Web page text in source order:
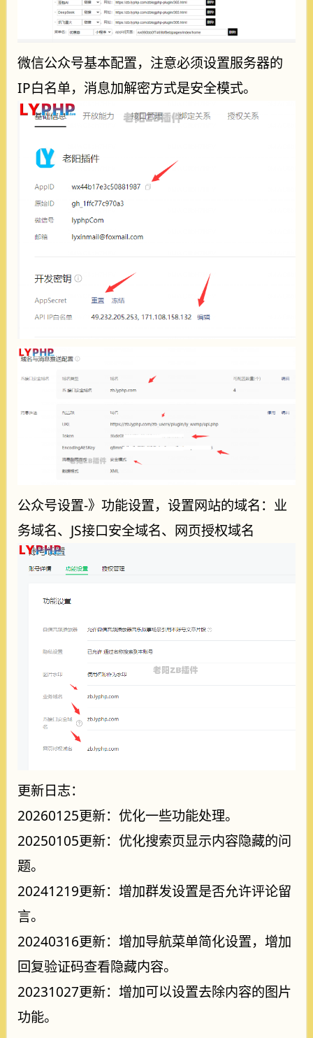
微信公众号基本配置，注意必须设置服务器的
IP白名单，消息加解密方式是安全模式。
公众号设置-》功能设置，设置网站的域名：业
务域名、JS接口安全域名、网页授权域名
更新日志：
20260125更新：优化一些功能处理。
20250105更新：优化搜索页显示内容隐藏的问
题。
20241219更新：增加群发设置是否允许评论留
言。
20240316更新：增加导航菜单简化设置，增加
回复验证码查看隐藏内容。
20231027更新：增加可以设置去除内容的图片
功能。